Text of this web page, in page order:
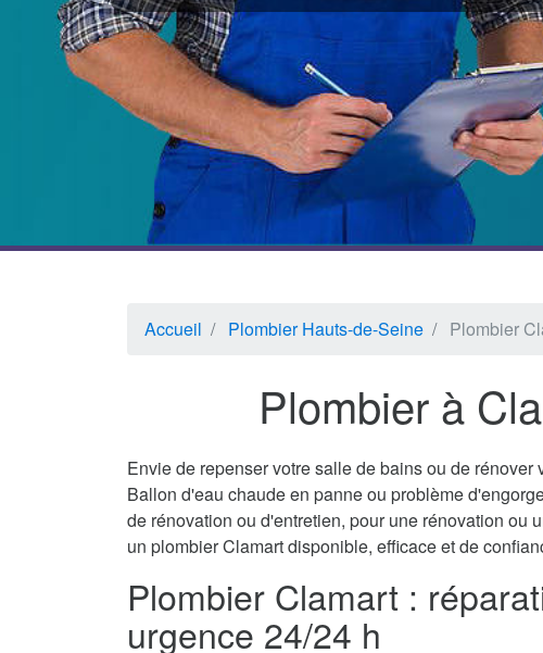
Accueil Plombier Hauts-de-Seine Plombier
Plombier à
Envie de repenser votre salle de bains ou de
Ballon d'eau chaude en panne ou problème
de rénovation ou d'entretien, pour une rénovation ou
un plombier Clamart disponible, efficace et de
Plombier Clamart :
urgence 24/24 h